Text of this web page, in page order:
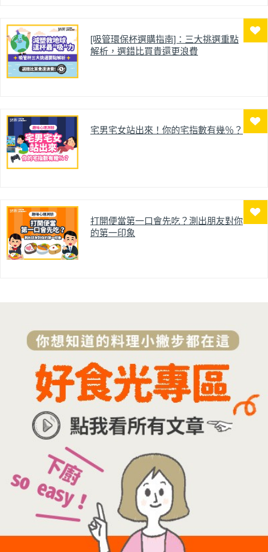
[吸管環保杯選購指南]：三大挑選重點
解析，選錯比買貴還更浪費
宅男宅女站出來！你的宅指數有幾％？
打開便當第一口會先吃？測出朋友對你
的第一印象